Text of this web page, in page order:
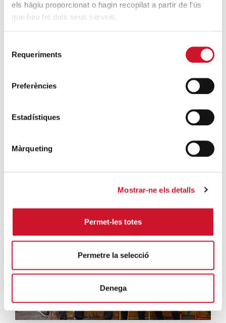
els hàgiu proporcionat o hagin recopilat a partir de l'ús
que heu fet dels seus serveis.
Requeriments
Preferències
Estadístiques
Màrqueting
Mostrar-ne els detalls
Permet-les totes
Permetre la selecció
Denega
4.100 personas en el dispositivo
extraordinario de regularización
La campana que canvia vides
hacer crecer el Maresme
SIGUE LEYENDO
Campañas solidarias